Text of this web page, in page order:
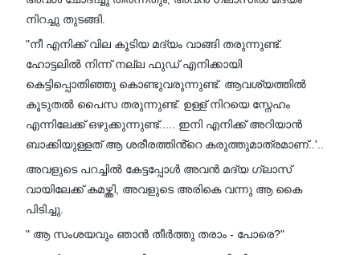
നിറച്ചു തുടങ്ങി.
"നീ എനിക്ക് വില കൂടിയ മദ്യം വാങ്ങി തരുന്നുണ്ട്.
ഹോട്ടലിൽ നിന്ന് നല്ല ഫുഡ് എനിക്കായി
കെട്ടിപ്പൊതിഞ്ഞു കൊണ്ടുവരുന്നുണ്ട്. ആവശ്യത്തിൽ
കൂടുതൽ പൈസ തരുന്നുണ്ട്. ഉള്ള് നിറയെ സ്നേഹം
എന്നിലേക്ക് ഒഴുക്കുന്നുണ്ട്..... ഇനി എനിക്ക് അറിയാൻ
ബാക്കിയുള്ളത് ആ ശരീരത്തിൻ്റെ കരുത്തുമാത്രമാണ്..'..
അവളുടെ പറച്ചിൽ കേട്ടപ്പോൾ അവൻ മദ്യ ഗ്ലാസ്
വായിലേക്ക് കമഴ്ത്തി, അവളുടെ അരികെ വന്നു ആ കൈ
പിടിച്ചു.
" ആ സംശയവും ഞാൻ തീർത്തു തരാം - പോരെ?"